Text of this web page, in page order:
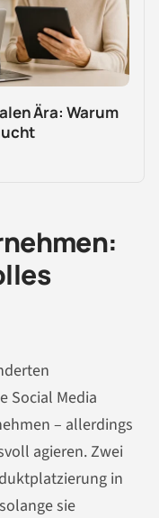
Ära: Warum
Social Media
– allerdings
agieren. Zwei
in
sie